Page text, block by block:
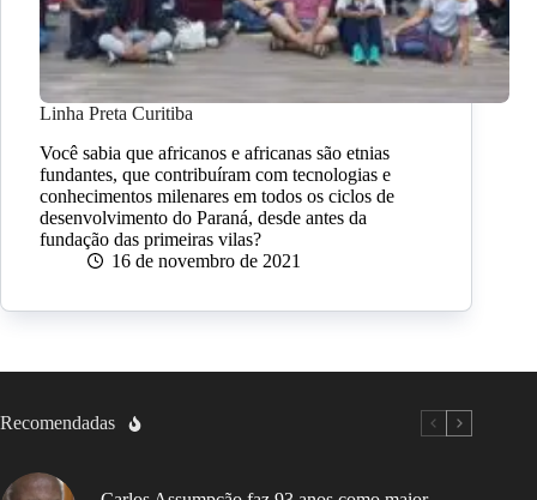
Linha Preta Curitiba
Você sabia que africanos e africanas são etnias
fundantes, que contribuíram com tecnologias e
conhecimentos milenares em todos os ciclos de
desenvolvimento do Paraná, desde antes da
fundação das primeiras vilas?
16 de novembro de 2021
Recomendadas